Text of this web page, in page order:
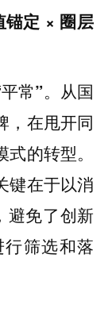
锚定 × 圈层
常”。 从国
，在甩开同
的转型。
键在于以消
避免了创新
筛选和落